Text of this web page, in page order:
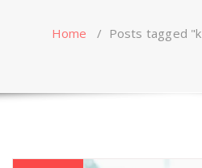
Home / Posts tagged